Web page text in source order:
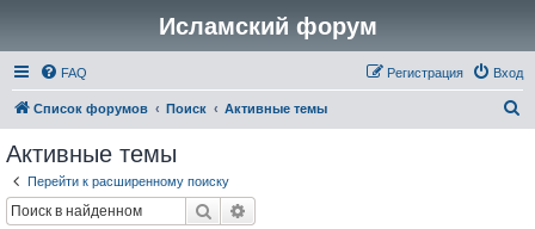
Исламский форум
FAQ Вход
Регистрация
Список форумов Поиск Активные темы
Активные темы
Перейти к расширенному поиску
Поиск